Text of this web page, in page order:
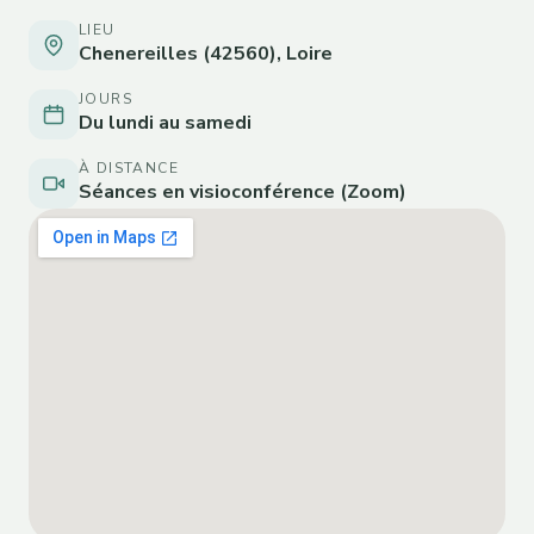
LIEU
Chenereilles (42560), Loire
JOURS
Du lundi au samedi
À DISTANCE
Séances en visioconférence (Zoom)